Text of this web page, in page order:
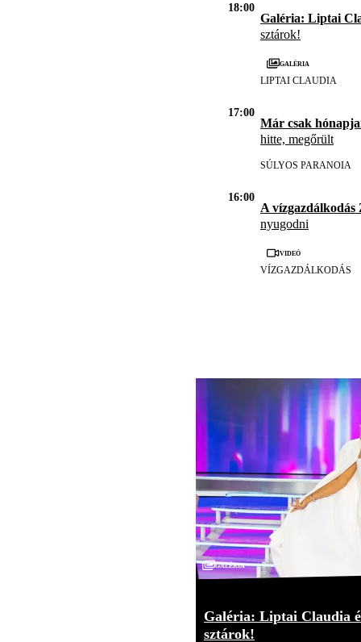
18:00
Galéria: Liptai
sztárok!
Galéria
LIPTAI CLAUDIA
17:00
Már csak
hitte, megőrült
SÚLYOS PARANOIA
16:00
A vízgazdálkodás
nyugodni
Videó
VÍZGAZDÁLKODÁS
Galéria
Galéria: Liptai Claudia
sztárok!